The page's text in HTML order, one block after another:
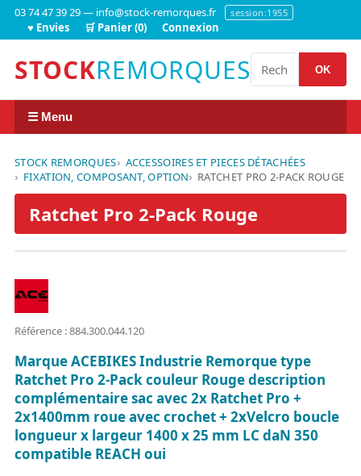
03 74 47 39 29 — info@stock-remorques.fr session:1955
♥ Envies 🛒 Panier (0) Connexion
STOCKREMORQUES OK
☰ Menu
STOCK REMORQUES
ACCESSOIRES ET PIECES DÉTACHÉES
FIXATION, COMPOSANT, OPTION
RATCHET PRO 2-PACK ROUGE
Ratchet Pro 2-Pack Rouge
Référence : 884.300.044.120
Marque ACEBIKES Industrie Remorque type
Ratchet Pro 2-Pack couleur Rouge description
complémentaire sac avec 2x Ratchet Pro +
2x1400mm roue avec crochet + 2xVelcro boucle
longueur x largeur 1400 x 25 mm LC daN 350
compatible REACH oui